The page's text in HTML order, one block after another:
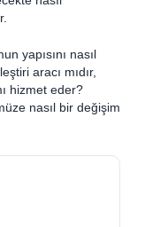
yapısını nasıl
aracı mıdır,
hizmet eder?
nasıl bir değişim